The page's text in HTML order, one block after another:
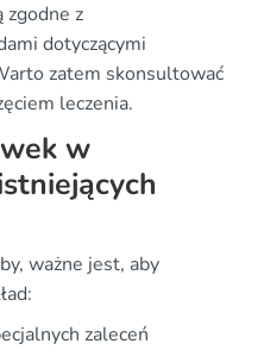
zgodne z
dotyczącymi
zatem skonsultować
leczenia.
w
ważne jest, aby
zaleceń